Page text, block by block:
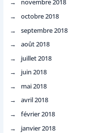
novembre 2018
octobre 2018
septembre 2018
août 2018
juillet 2018
juin 2018
mai 2018
avril 2018
février 2018
janvier 2018